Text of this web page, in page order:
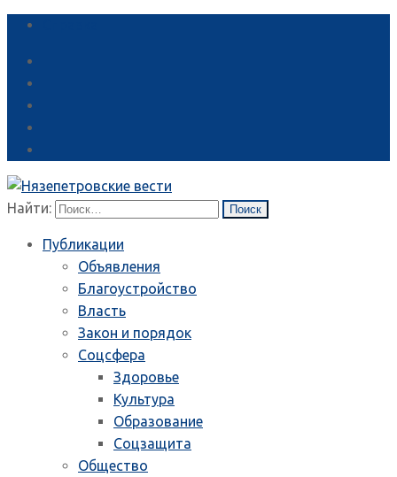
Найти:
Публикации
Объявления
Благоустройство
Власть
Закон и порядок
Соцсфера
Здоровье
Культура
Образование
Соцзащита
Общество